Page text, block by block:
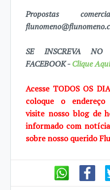
Propostas
SE INSCREVA NO
FACEBOOK -Clique
Acesse TODOS OS
coloque o
visite nosso blog de
informado com
sobrenosso querido